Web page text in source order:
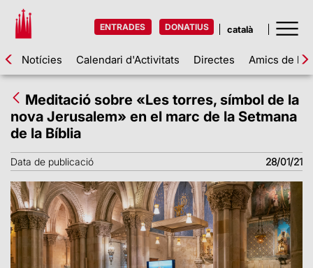
ENTRADES DONATIUS
Notícies Calendari d'Activitats Directes Amics de la
Meditació sobre «Les torres, símbol de la
nova Jerusalem» en el marc de la Setmana
de la Bíblia
Data de publicació 28/01/21